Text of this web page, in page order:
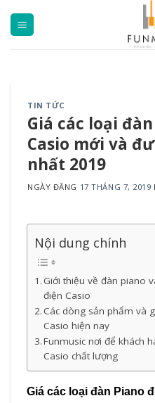
đến
TIN TỨC
Giá các loại
Casio mới và
nhất 2019
NGÀY ĐĂNG 17 THÁNG 7, 2019
Nội dung chính
Giới thiệu về đàn piano
điện Casio
Các dòng sản phẩm và
Casio hiện nay
Funmusic nơi để khách
Casio chất lượng
Giá các loại đàn Piano